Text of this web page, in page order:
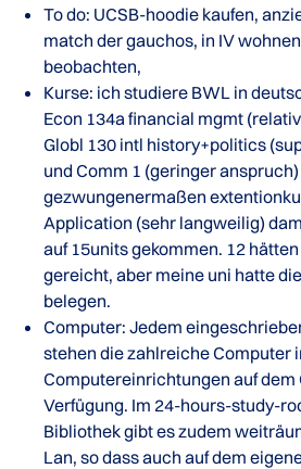
To do: UCSB-hoodie kaufen,
match der gauchos, in IV
beobachten,
Kurse: ich studiere BWL in
Econ 134a financial mgmt
Globl 130 intl history+politics
und Comm 1 (geringer
gezwungenermaßen
Application (sehr langweilig)
auf 15units gekommen. 12
gereicht, aber meine uni hatte
belegen.
Computer: Jedem
stehen die zahlreiche Computer
Computereinrichtungen auf dem
Verfügung. Im 24-hours-study-
Bibliothek gibt es zudem
Lan, so dass auch auf dem